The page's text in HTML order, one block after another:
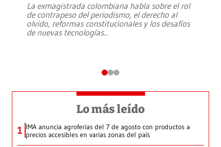
La exmagistrada colombiana habla sobre el rol
de contrapeso del periodismo, el derecho al
olvido, reformas constitucionales y los desafíos
de nuevas tecnologías...
Lo más leído
1 IMA anuncia agroferias del 7 de agosto con productos a
precios accesibles en varias zonas del país